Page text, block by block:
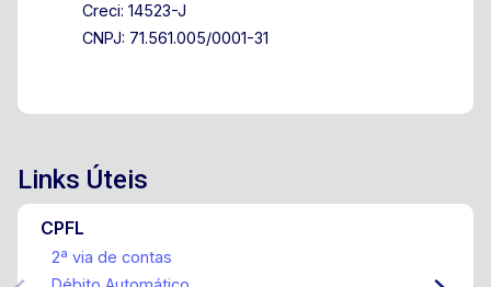
Creci: 14523-J
CNPJ: 71.561.005/0001-31
Links Úteis
CPFL
2ª via de contas